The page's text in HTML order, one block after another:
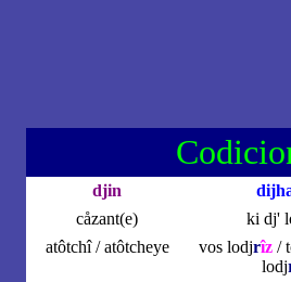
djin
cåzant(e)
ki dj'
atôtchî / atôtcheye
vos lodjrîz /
lodj